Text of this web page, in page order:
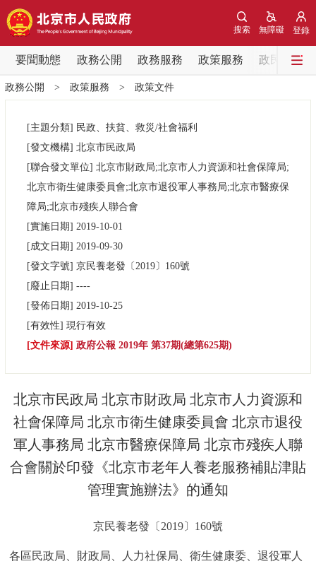
登錄
無障礙
搜索
要聞動態 政務公開 政務服務 政策服務 政民互動
要聞動態
黨中央精神 國務院資訊
北京要聞 會議資訊
政務公開
市領導
政策兌現
個人服務 法人服務 部門服務
便民服務 利企服務 投資項目
陽光政務
12345網上接訴即辦 我要諮詢 我要建議
政務公開 > 政策服務 > 政策文件
[主題分類] 民政、扶貧、救災/社會福利
[發文機構] 北京市民政局
[聯合發文單位] 北京市財政局;北京市人力資源和社會保障局;
北京市衛生健康委員會;北京市退役軍人事務局;北京市醫療保
障局;北京市殘疾人聯合會
[實施日期] 2019-10-01
[成文日期] 2019-09-30
[發文字號] 京民養老發 〔2019〕 160號
[廢止日期] ----
[發佈日期] 2019-10-25
[有效性] 現行有效
[文件來源] 政府公報 2019年 第37期(總第625期)
北京市民政局 北京市財政局 北京市人力資源和
社會保障局 北京市衛生健康委員會 北京市退役
軍人事務局 北京市醫療保障局 北京市殘疾人聯
合會關於印發《北京市老年人養老服務補貼津貼
管理實施辦法》的通知
京民養老發〔2019〕160號
各區民政局、財政局、人力社保局、衛生健康委、退役軍人